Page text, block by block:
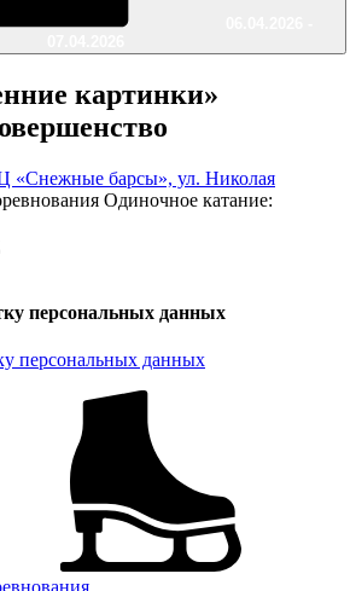
картинки»
«Снежные барсы», ул. Николая
Одиночное катание:
персональных данных
персональных данных